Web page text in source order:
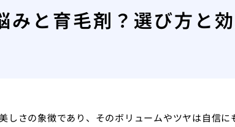
みと育毛剤？選び方と
しさの象徴であり、そのボリュームやツヤは自信